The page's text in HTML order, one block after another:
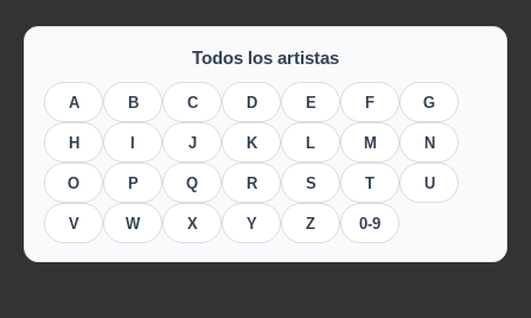
Todos los artistas
A B C D E F G
H J K L M N
O P Q R S T U
V W X Y Z 0-9